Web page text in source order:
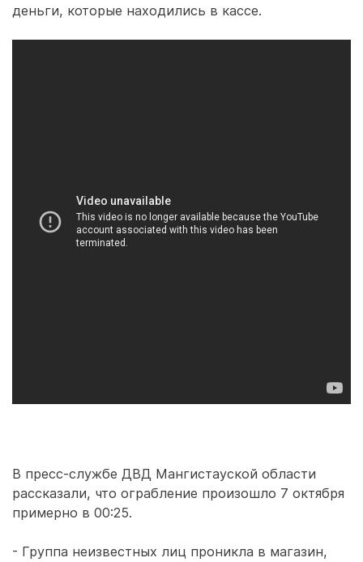
деньги, которые находились в кассе.
В пресс-службе ДВД Мангистауской области
рассказали, что ограбление произошло 7 октября
примерно в 00:25.
- Группа неизвестных лиц проникла в магазин,